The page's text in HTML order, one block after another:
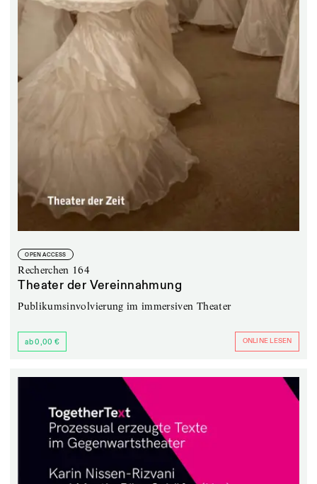
OPEN ACCESS
Recherchen 164
Theater der Vereinnahmung
Publikumsinvolvierung im immersiven Theater
ab 0,00 € ONLINE LESEN